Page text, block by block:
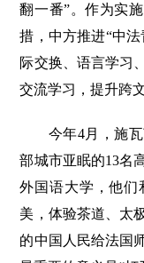
翻一番”。作为实
措，中方推进“中
际交换、语言学习
交流学习，提升跨
今年4月，施瓦
部城市亚眠的13名
外国语大学，他们
美，体验茶道、太
的中国人民给法国